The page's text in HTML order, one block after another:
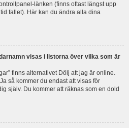
länken (finns oftast längst upp
fallet). Här kan du ändra alla dina
visas i listorna över vilka som är
finns alternativet Dölj att jag är online.
så kommer du endast att visas för
själv. Du kommer att räknas som en dold